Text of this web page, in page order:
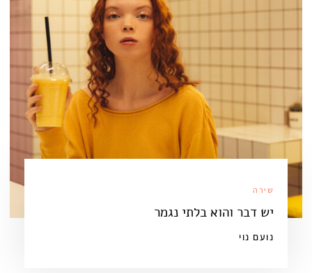
שירה
יש דבר והוא בלתי נגמר
נועם נוי